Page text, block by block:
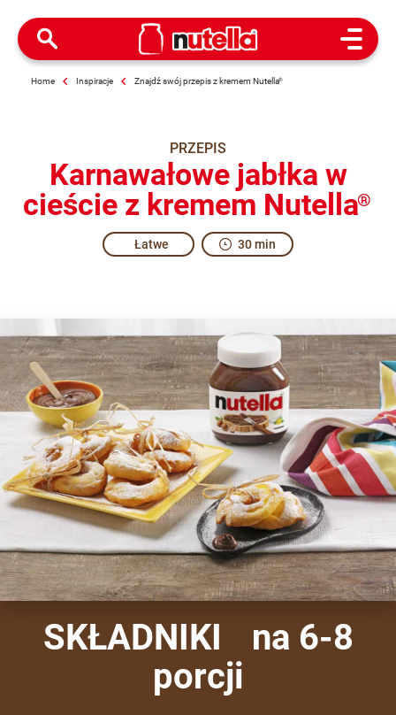
Open
Home Inspiracje Znajdź swój przepis z kremem Nutella®
PRZEPIS
Karnawałowe jabłka w
cieście z kremem Nutella®
Łatwe 30 min
Carnival is the best occasion to enjoy the most
SKŁADNIKI na 6-8
porcji